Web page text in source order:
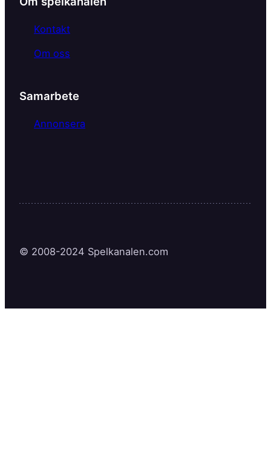
Kontakt
Om oss
Samarbete
Annonsera
© 2008-2024 Spelkanalen.com